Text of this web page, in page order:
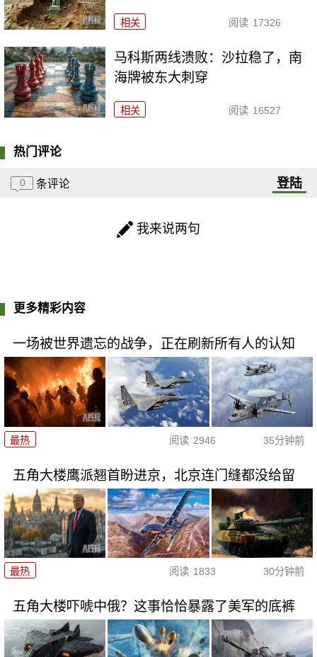
相关 阅读 17326
马科斯两线溃败：沙拉稳了，南
海牌被东大刺穿
相关 阅读 16527
热门评论
0 条评论 登陆
我来说两句
更多精彩内容
一场被世界遗忘的战争，正在刷新所有人的认知
最热 阅读 2946 35分钟前
五角大楼鹰派翘首盼进京，北京连门缝都没给留
最热 阅读 1833 30分钟前
五角大楼吓唬中俄？这事恰恰暴露了美军的底裤